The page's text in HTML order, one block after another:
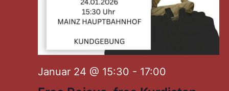
Januar 24 @ 15:30 - 17:00